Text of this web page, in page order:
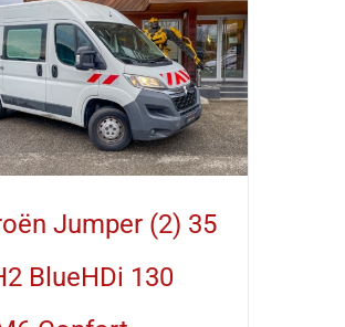
Jumper (2) 35
BlueHDi 130